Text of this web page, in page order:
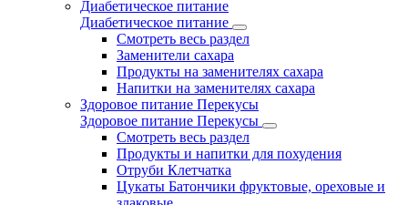
Диабетическое питание
Диабетическое питание
Смотреть весь раздел
Заменители сахара
Продукты на заменителях сахара
Напитки на заменителях сахара
Здоровое питание Перекусы
Здоровое питание Перекусы
Смотреть весь раздел
Продукты и напитки для похудения
Отруби Клетчатка
Цукаты Батончики фруктовые, ореховые и